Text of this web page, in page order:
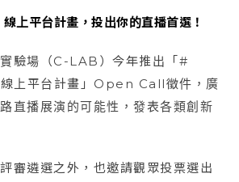
平台計畫，投出你的直播首選！
驗場（C-LAB）今年推出「#
上平台計畫」Open Call徵件，廣
直播展演的可能性，發表各類創新
審遴選之外，也邀請觀眾投票選出